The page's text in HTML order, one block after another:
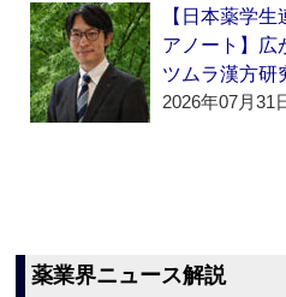
【日本薬学
アノート】
ツムラ漢方
2026年07月31
薬業界ニュース解説